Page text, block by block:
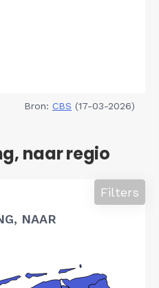
Bron: CBS (17-03-2026)
naar regio
NAAR
Filters